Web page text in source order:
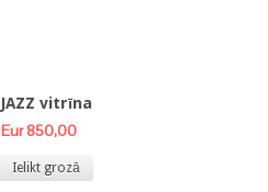
JAZZ vitrīna
Eur 850,00
Ielikt grozā